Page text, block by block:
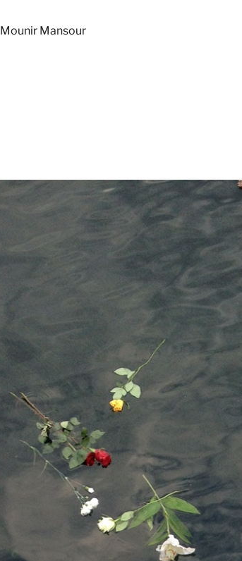
Mounir Mansour